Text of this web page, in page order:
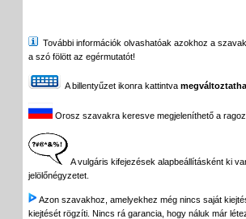
További információk olvashatóak azokhoz a
a szó fölött az egérmutatót!
A billentyűzet ikonra kattintva
Orosz szavakra keresve megjeleníthető a
A vulgáris kifejezések alapbeállításként ki
jelölőnégyzetet.
Azon szavakhoz, amelyekhez még nincs saját
kiejtését rögzíti. Nincs rá garancia, hogy náluk már